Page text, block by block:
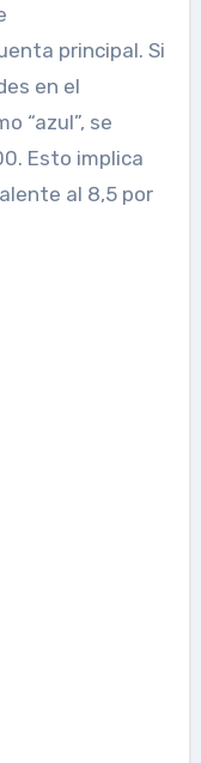
principal. Si
en el
“azul”, se
Esto implica
al 8,5 por